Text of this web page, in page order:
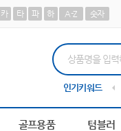
카 타 파 하 A-Z 숫자
인기키워드
5 AP-100179
골프용품 텀블러